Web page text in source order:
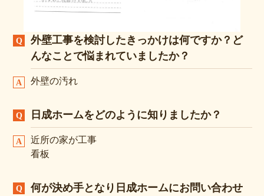
外壁工事を検討したきっかけは何ですか？ど
んなことで悩まれていましたか？
外壁の汚れ
日成ホームをどのように知りましたか？
近所の家が工事
看板
何が決め手となり日成ホームにお問い合わせ